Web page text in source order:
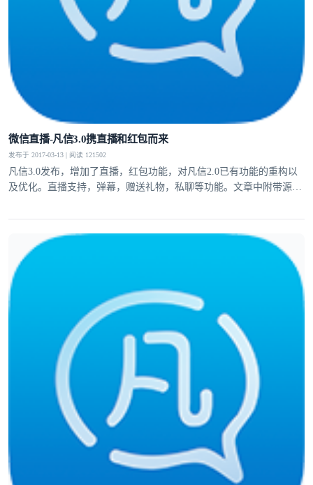
微信直播-凡信3.0携直播和红包而来
发布于 2017-03-13 | 阅读 121502
凡信3.0发布，增加了直播，红包功能，对凡信2.0已有功能的重构以
及优化。直播支持，弹幕，赠送礼物，私聊等功能。文章中附带源